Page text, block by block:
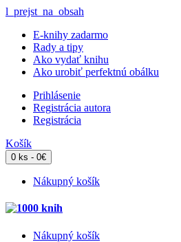
l_prejst_na_obsah
E-knihy zadarmo
Rady a tipy
Ako vydať knihu
Ako urobiť perfektnú obálku
Prihlásenie
Registrácia autora
Registrácia
Košík
0 ks - 0€
Nákupný košík
Nákupný košík